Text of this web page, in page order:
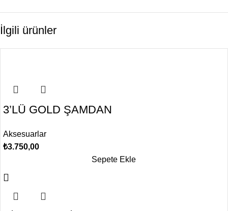
İlgili ürünler
3’LÜ GOLD ŞAMDAN
Aksesuarlar
₺3.750,00
Sepete Ekle